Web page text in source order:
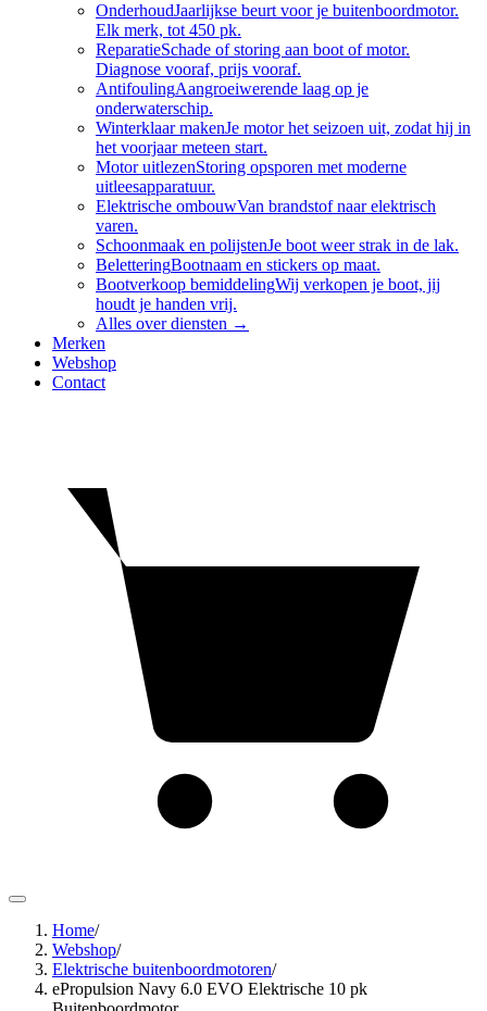
OnderhoudJaarlijkse beurt voor je buitenboordmotor.
Elk merk, tot 450 pk.
ReparatieSchade of storing aan boot of motor.
Diagnose vooraf, prijs vooraf.
AntifoulingAangroeiwerende laag op je
onderwaterschip.
Winterklaar makenJe motor het seizoen uit, zodat hij in
het voorjaar meteen start.
Motor uitlezenStoring opsporen met moderne
uitleesapparatuur.
Elektrische ombouwVan brandstof naar elektrisch
varen.
Schoonmaak en polijstenJe boot weer strak in de lak.
BeletteringBootnaam en stickers op maat.
Bootverkoop bemiddelingWij verkopen je boot, jij
houdt je handen vrij.
Alles overdiensten →
Merken
Webshop
Contact
Home/
Webshop/
Elektrische buitenboordmotoren/
ePropulsion Navy 6.0 EVO Elektrische 10 pk